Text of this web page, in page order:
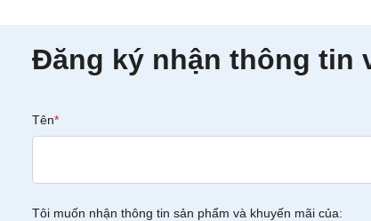
Đăng ký nhận thông tin
Tên*
Tôi muốn nhận thông tin sản phẩm và khuyến mãi của: